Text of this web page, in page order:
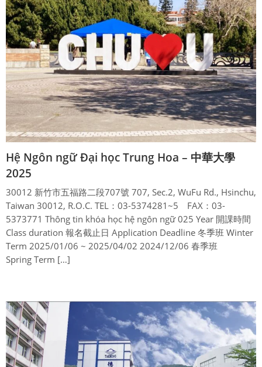
Hệ Ngôn ngữ Đại học Trung Hoa – 中華大學
2025
30012 新竹市五福路二段707號 707, Sec.2, WuFu Rd., Hsinchu,
Taiwan 30012, R.O.C. TEL：03-5374281~5 FAX：03-
5373771 Thông tin khóa học hệ ngôn ngữ 025 Year 開課時間
Class duration 報名截止日 Application Deadline 冬季班 Winter
Term 2025/01/06 ~ 2025/04/02 2024/12/06 春季班
Spring Term […]